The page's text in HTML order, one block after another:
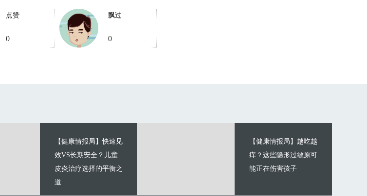
点赞
0
飘过
0
【健康情报局】快速见
效VS长期安全？儿童
皮炎治疗选择的平衡之
道
【健康情报局】越吃越
痒？这些隐形过敏原可
能正在伤害孩子